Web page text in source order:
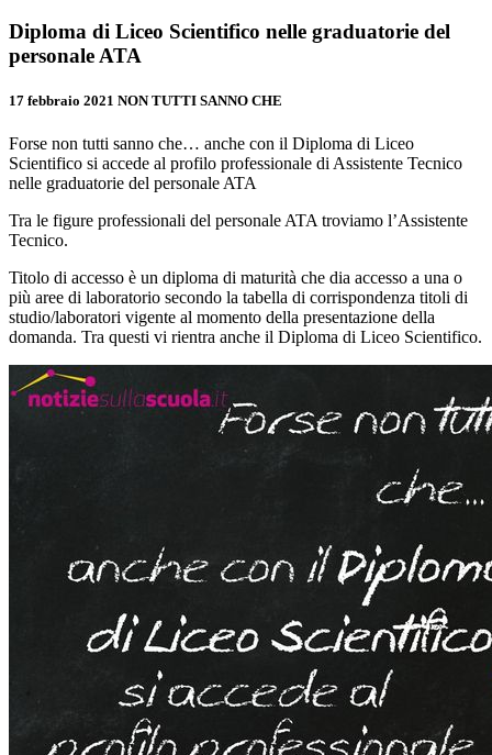
Diploma di Liceo Scientifico nelle graduatorie del
personale ATA
17 febbraio 2021 NON TUTTI SANNO CHE
Forse non tutti sanno che… anche con il Diploma di Liceo
Scientifico si accede al profilo professionale di Assistente Tecnico
nelle graduatorie del personale ATA
Tra le figure professionali del personale ATA troviamo l’Assistente
Tecnico.
Titolo di accesso è un diploma di maturità che dia accesso a una o
più aree di laboratorio secondo la tabella di corrispondenza titoli di
studio/laboratori vigente al momento della presentazione della
domanda. Tra questi vi rientra anche il Diploma di Liceo Scientifico.